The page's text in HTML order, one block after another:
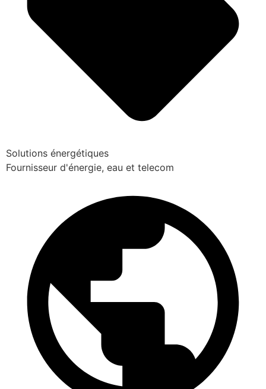
Solutions énergétiques
Fournisseur d'énergie, eau et telecom